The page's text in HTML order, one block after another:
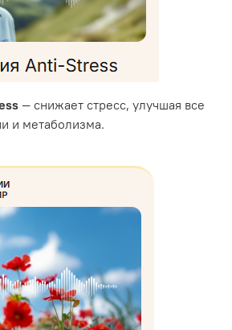
— снижает стресс, улучшая все
и метаболизма.